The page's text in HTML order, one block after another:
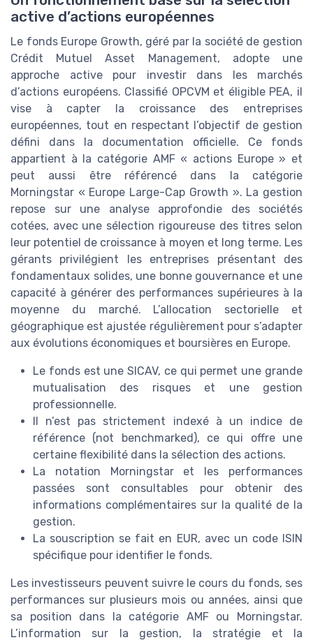
active d’actions européennes
Le fonds Europe Growth, géré par la société de gestion
Crédit Mutuel Asset Management, adopte une
approche active pour investir dans les marchés
d’actions européens. Classifié OPCVM et éligible PEA, il
vise à capter la croissance des entreprises
européennes, tout en respectant l’objectif de gestion
défini dans la documentation officielle. Ce fonds
appartient à la catégorie AMF « actions Europe » et
peut aussi être référencé dans la catégorie
Morningstar « Europe Large-Cap Growth ». La gestion
repose sur une analyse approfondie des sociétés
cotées, avec une sélection rigoureuse des titres selon
leur potentiel de croissance à moyen et long terme. Les
gérants privilégient les entreprises présentant des
fondamentaux solides, une bonne gouvernance et une
capacité à générer des performances supérieures à la
moyenne du marché. L’allocation sectorielle et
géographique est ajustée régulièrement pour s’adapter
aux évolutions économiques et boursières en Europe.
Le fonds est une SICAV, ce qui permet une grande
mutualisation des risques et une gestion
professionnelle.
Il n’est pas strictement indexé à un indice de
référence (not benchmarked), ce qui offre une
certaine flexibilité dans la sélection des actions.
La notation Morningstar et les performances
passées sont consultables pour obtenir des
informations complémentaires sur la qualité de la
gestion.
La souscription se fait en EUR, avec un code ISIN
spécifique pour identifier le fonds.
Les investisseurs peuvent suivre le cours du fonds, ses
performances sur plusieurs mois ou années, ainsi que
sa position dans la catégorie AMF ou Morningstar.
L’information sur la gestion, la stratégie et la